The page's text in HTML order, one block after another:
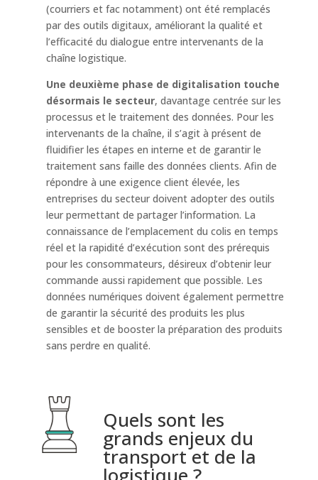
(courriers et fac notamment) ont été remplacés
par des outils digitaux, améliorant la qualité et
l’efficacité du dialogue entre intervenants de la
chaîne logistique.
Une deuxième phase de digitalisation touche
désormais le secteur, davantage centrée sur les
processus et le traitement des données. Pour les
intervenants de la chaîne, il s’agit à présent de
fluidifier les étapes en interne et de garantir le
traitement sans faille des données clients. Afin de
répondre à une exigence client élevée, les
entreprises du secteur doivent adopter des outils
leur permettant de partager l’information. La
connaissance de l’emplacement du colis en temps
réel et la rapidité d’exécution sont des prérequis
pour les consommateurs, désireux d’obtenir leur
commande aussi rapidement que possible. Les
données numériques doivent également permettre
de garantir la sécurité des produits les plus
sensibles et de booster la préparation des produits
sans perdre en qualité.
Quels sont les
grands enjeux du
transport et de la